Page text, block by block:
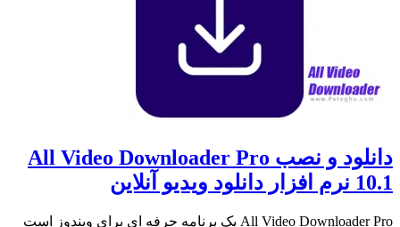
دانلود و نصب All Video Downloader Pro
10.1 نرم افزار دانلود ویدیو آنلاین
All Video Downloader Pro یک برنامه حرفه ای برای ویندوز است